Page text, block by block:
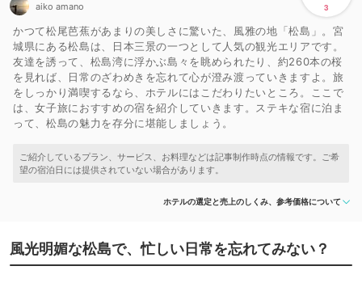
3
aiko amano
かつて松尾芭蕉があまりの美しさに驚いた、風雅の地「松島」。宮
城県にある松島は、日本三景の一つとして人気の観光エリアです。
友達を誘って、松島湾に浮かぶ島々を眺められたり、約260本の桜
を見れば、日常のざわめきを忘れて心が澄み渡っていきますよ。旅
をしっかり満喫するなら、ホテルにはこだわりたいところ。ここで
は、女子旅におすすめの宿を紹介していきます。ステキな宿に泊ま
って、松島の魅力を存分に堪能しましょう。
ホテルの選定と売上のしくみ、参考価格について
風光明媚な松島で、忙しい日常を忘れてみない？